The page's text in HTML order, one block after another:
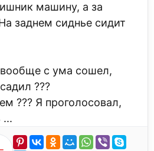
машину, а за
заднем сиднье сидит
с ума сошел,
???
??? Я проголосовал,
...